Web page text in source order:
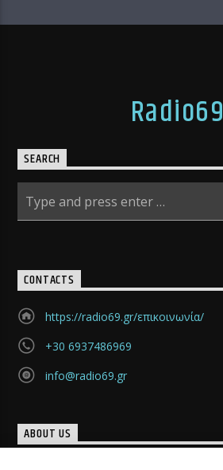
Radio69
SEARCH
CONTACTS
https://radio69.gr/επικοινωνία/
+30 6937486969
info@radio69.gr
ABOUT US